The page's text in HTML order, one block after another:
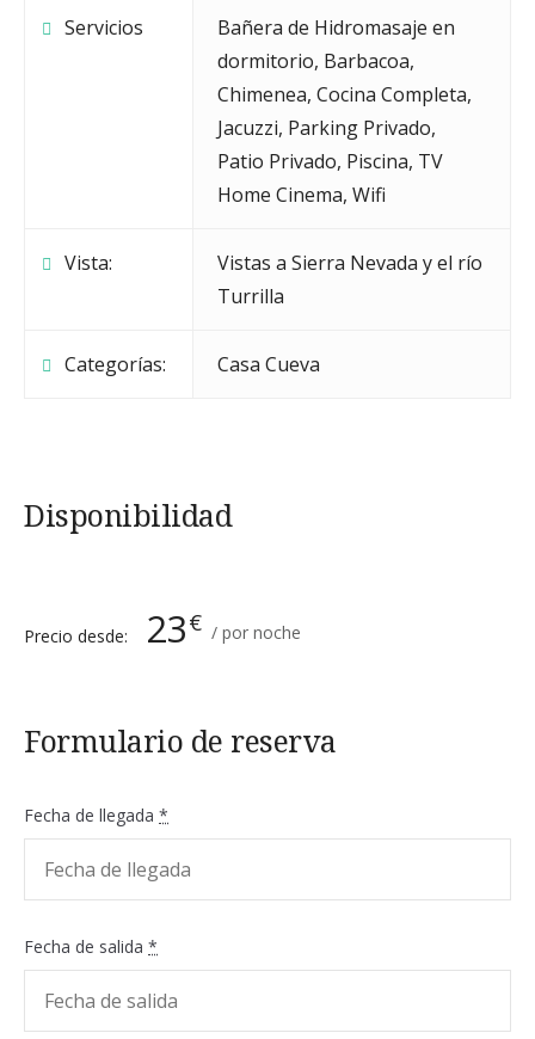
Servicios
Bañera de Hidromasaje en
dormitorio, Barbacoa,
Chimenea, Cocina Completa,
Jacuzzi, Parking Privado,
Patio Privado, Piscina, TV
Home Cinema, Wifi
Vista:
Vistas a Sierra Nevada y el río
Turrilla
Categorías: Casa Cueva
Disponibilidad
Precio desde: 23€ por noche
Formulario de reserva
Fecha de llegada *
Fecha de salida *